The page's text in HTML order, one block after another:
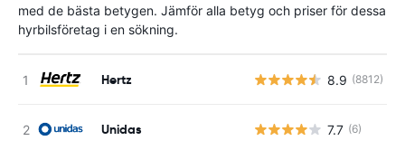
med de bästa betygen. Jämför alla betyg och priser för dessa
hyrbilsföretag i en sökning.
Hertz 8.9 (8812)
Unidas 7.7 (6)